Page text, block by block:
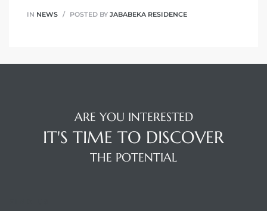
IN NEWS POSTED BY JABABEKA RESIDENCE
ARE YOU INTERESTED
IT'S TIME TO DISCOVER
THE POTENTIAL